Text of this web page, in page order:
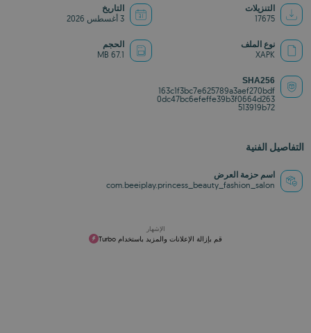
التنزيلات
17675
التاريخ
3 أغسطس 2026
نوع الملف
XAPK
الحجم
67.1 MB
SHA256
163c1f3bc7e625789a3aef270bdf
0dc47bc6efeffe39b3f0664d263
513919b72
التفاصيل الفنية
اسم حزمة العرض
com.beeiplay.princess_beauty_fashion_salon
الإشهار
قم بإزالة الإعلانات والمزيد باستخدام Turbo